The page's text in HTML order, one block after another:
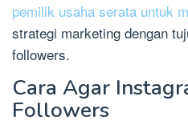
pemilik usaha serata untuk
strategi marketing dengan
followers.
Cara Agar
Followers